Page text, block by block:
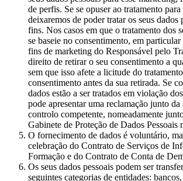
de perfis. Se se opuser ao tratamento
deixaremos de poder tratar os seus dados
fins. Nos casos em que o tratamento dos
se baseie no consentimento, em
fins de marketing do Responsável pelo
direito de retirar o seu consentimento a
sem que isso afete a licitude do
consentimento antes da sua retirada. Se
dados estão a ser tratados em violação
pode apresentar uma reclamação junto
controlo competente, nomeadamente
Gabinete de Proteção de Dados Pessoais
O fornecimento de dados é voluntário,
celebração do Contrato de Serviços de
Formação e do Contrato de Conta de
Os seus dados pessoais podem ser
seguintes categorias de entidades: